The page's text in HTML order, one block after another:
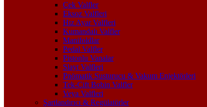
Çek Valfler
Eksoz Valfleri
Hız Ayar Valfleri
Kumandalı Valfler
Manifoldlar
Pedal Valfler
Pistonlu Vanalar
Slayt Valfleri
Pnömatik Susturucu & Vakum Enjektörleri
Tek-Çift Bobin Valfler
Veya Valfleri
Şartlandırıcı & Regülatörler